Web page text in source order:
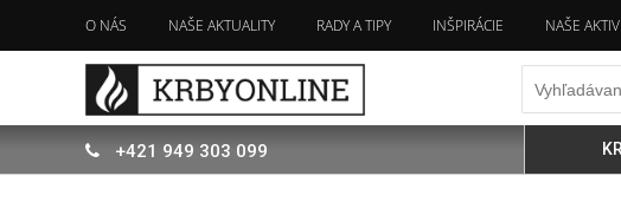
O NÁS NAŠE AKTUALITY RADY A TIPY INŠPIRÁCIE NAŠE
+421 949 303 099